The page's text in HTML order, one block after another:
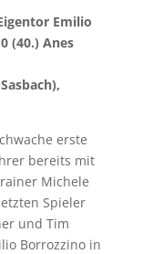
Emilio
(40.) Anes
erste
bereits mit
Michele
Spieler
und Tim
Borrozzino in